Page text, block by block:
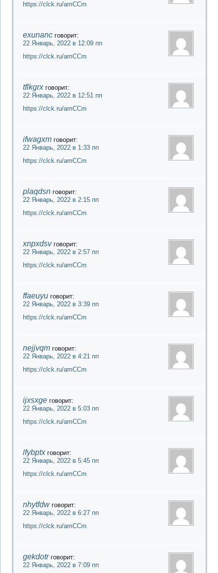
https://clck.ru/amCCm
exunanc говорит:
22 Январь, 2022 в 12:09 пп
https://clck.ru/amCCm
tflkgrx говорит:
22 Январь, 2022 в 12:51 пп
https://clck.ru/amCCm
ifwagxm говорит:
22 Январь, 2022 в 1:33 пп
https://clck.ru/amCCm
plaqdsn говорит:
22 Январь, 2022 в 2:15 пп
https://clck.ru/amCCm
xnpxdsv говорит:
22 Январь, 2022 в 2:57 пп
https://clck.ru/amCCm
ffaeuyu говорит:
22 Январь, 2022 в 3:39 пп
https://clck.ru/amCCm
nejjvqm говорит:
22 Январь, 2022 в 4:21 пп
https://clck.ru/amCCm
ijxsxge говорит:
22 Январь, 2022 в 5:03 пп
https://clck.ru/amCCm
lfybptx говорит:
22 Январь, 2022 в 5:45 пп
https://clck.ru/amCCm
nhytfdw говорит:
22 Январь, 2022 в 6:27 пп
https://clck.ru/amCCm
gekdotr говорит:
22 Январь, 2022 в 7:09 пп